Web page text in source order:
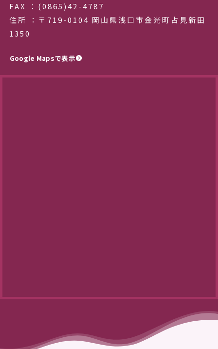
FAX ：(0865)42-4787
住所 ：〒719-0104 岡山県浅口市金光町占見新田
1350
Google Mapsで表示